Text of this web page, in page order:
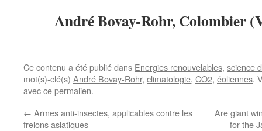
André Bovay-Rohr, Colombier
Ce contenu a été publié dans Energies renouvelables, science
mot(s)-clé(s) André Bovay-Rohr, climatologie, CO2, éoliennes.
avecce permalien.
← Armes anti-insectes, applicables contre les
frelons asiatiques
Are giant
for the